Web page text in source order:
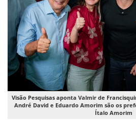
Visão Pesquisas aponta Valmir de
André David e Eduardo Amorim são os
Ítalo Amorim